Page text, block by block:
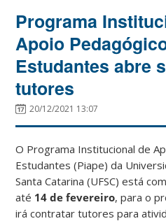
Programa
Apoio
Estudantes abre
tutores
20/12/2021 13:07
O Programa Institucional de
Estudantes (Piape) da
Santa Catarina (UFSC) está
até 14 de fevereiro, para o
irá contratar tutores para